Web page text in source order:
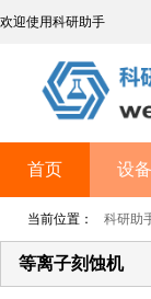
欢迎使用科研助手
首页 设
当前位置： 科研助
等离子刻蚀机